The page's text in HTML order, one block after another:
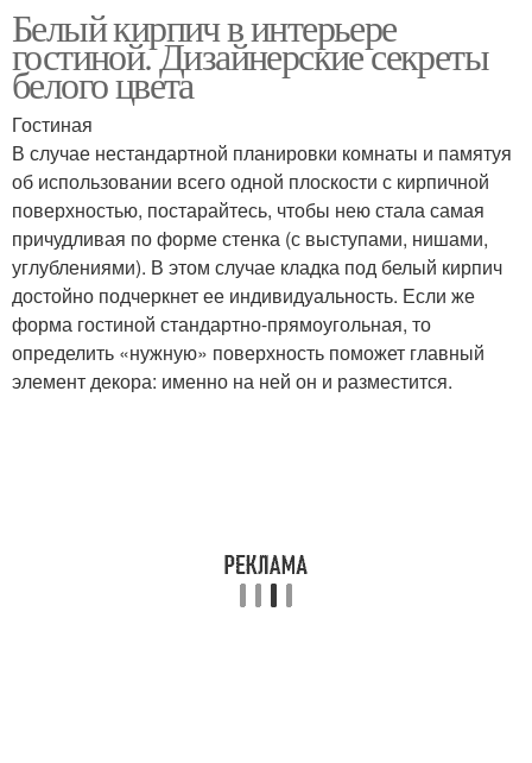
Белый кирпич в интерьере
гостиной. Дизайнерские секреты
белого цвета
Гостиная
В случае нестандартной планировки комнаты и памятуя
об использовании всего одной плоскости с кирпичной
поверхностью, постарайтесь, чтобы нею стала самая
причудливая по форме стенка (с выступами, нишами,
углублениями). В этом случае кладка под белый кирпич
достойно подчеркнет ее индивидуальность. Если же
форма гостиной стандартно-прямоугольная, то
определить «нужную» поверхность поможет главный
элемент декора: именно на ней он и разместится.